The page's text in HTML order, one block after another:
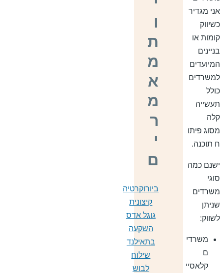
מגדיר
או
פיתו
תוכנה.
כמה
משרדי
ם
קלאסיי
ו
ת
מ
א
מ
ר
י
ם
ביורוקרטיה
קיצונית
גוגל אדס
השקעה
בתאילנד
שילוח
לבוש